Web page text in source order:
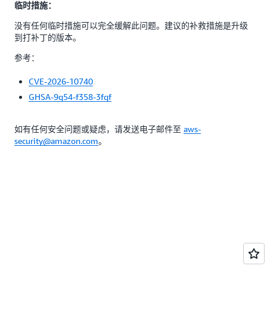
临时措施：
没有任何临时措施可以完全缓解此问题。建议的补救措施是升级
到打补丁的版本。
参考：
CVE-2026-10740
GHSA-9q54-f358-3fqf
如有任何安全问题或疑虑，请发送电子邮件至 aws-
security@amazon.com。